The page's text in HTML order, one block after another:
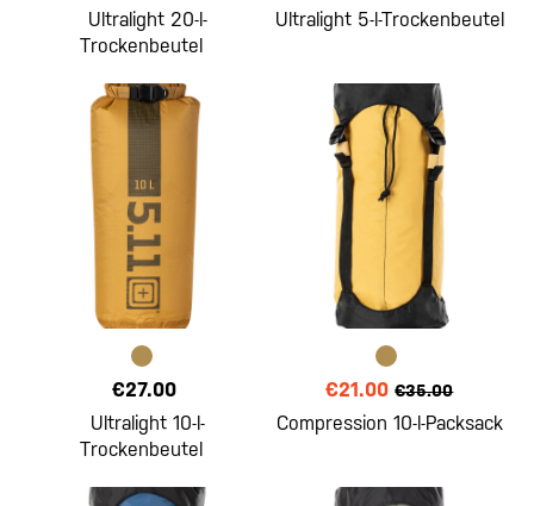
Ultralight 20-l-
Trockenbeutel
Ultralight 5-l-Trockenbeutel
€27.00
Ultralight 10-l-
Trockenbeutel
€21.00 €35.00
Compression 10-l-Packsack